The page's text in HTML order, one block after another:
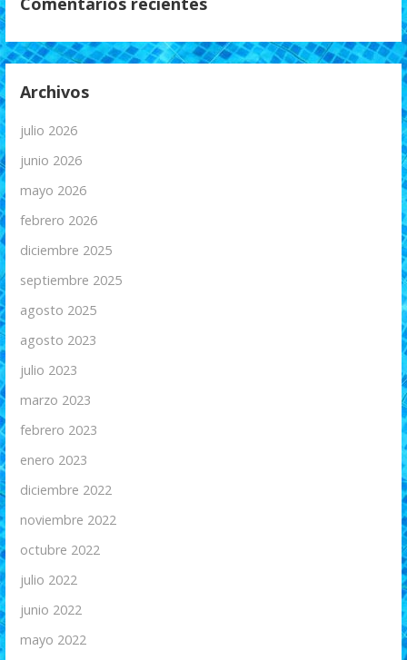
Archivos
julio 2026
junio 2026
mayo 2026
febrero 2026
diciembre 2025
septiembre 2025
agosto 2025
agosto 2023
julio 2023
marzo 2023
febrero 2023
enero 2023
diciembre 2022
noviembre 2022
octubre 2022
julio 2022
junio 2022
mayo 2022